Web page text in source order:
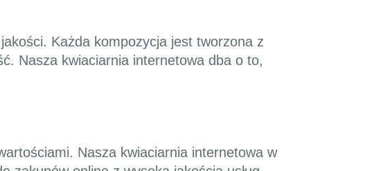
Każda kompozycja jest tworzona z
Nasza kwiaciarnia internetowa dba o to,
Nasza kwiaciarnia internetowa w